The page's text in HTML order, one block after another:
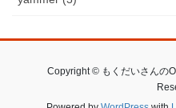
Copyright © もくだいさんの